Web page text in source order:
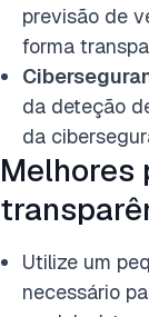
previsão de
forma
da deteção
da
Melhores
Utilize um
necessário